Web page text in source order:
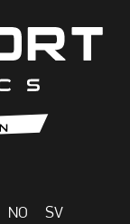
NO SV